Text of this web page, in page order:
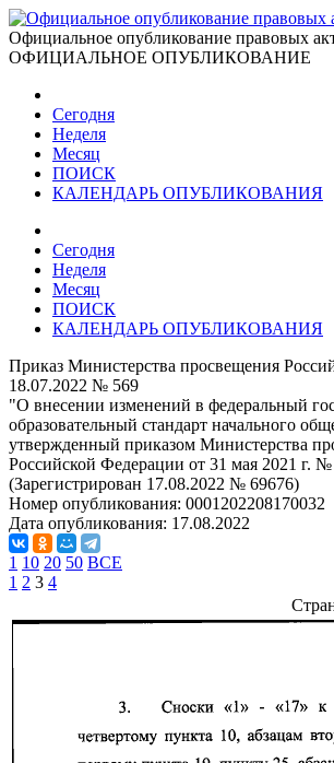
Официальное опубликование правовых
ОФИЦИАЛЬНОЕ ОПУБЛИКОВАНИЕ
Сегодня
Неделя
Месяц
ПОИСК
КАЛЕНДАРЬ ОПУБЛИКОВАНИЯ
Сегодня
Неделя
Месяц
ПОИСК
КАЛЕНДАРЬ ОПУБЛИКОВАНИЯ
Приказ Министерства просвещения
18.07.2022 № 569
"О внесении изменений в федеральный
образовательный стандарт начального
утвержденный приказом Министерства
Российской Федерации от 31 мая 2021 г.
(Зарегистрирован 17.08.2022 № 69676)
Номер опубликования: 0001202208170032
Дата опубликования: 17.08.2022
1 10 20 50 ВСЕ
1 2 3 4